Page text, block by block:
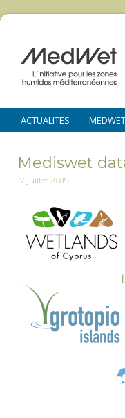
ACTUALITES MEDWET
Mediswet
17 juillet 2019